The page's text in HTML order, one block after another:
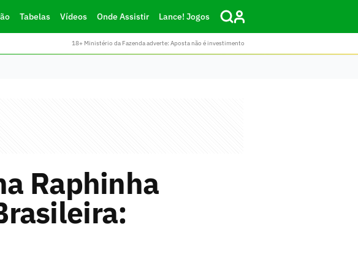
Tabelas Vídeos Onde Assistir Lance! Jogos
18+ Ministério da Fazenda adverte: Aposta não é investimento
Raphinha